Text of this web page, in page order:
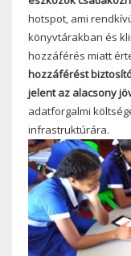
hotspot, ami
könyvtárakban és
hozzáférés miatt
hozzáférést
jelent az alacsony
adatforgalmi
infrastruktúrára.